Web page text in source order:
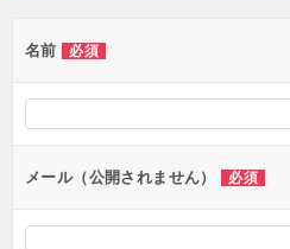
ー
シ
ン
名前 必須
メール（公開されません） 必須